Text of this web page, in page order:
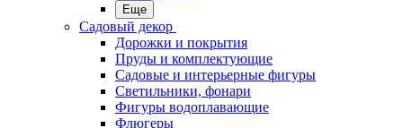
Еще
Садовый декор
Дорожки и покрытия
Пруды и комплектующие
Садовые и интерьерные фигуры
Светильники, фонари
Фигуры водоплавающие
Флюгеры